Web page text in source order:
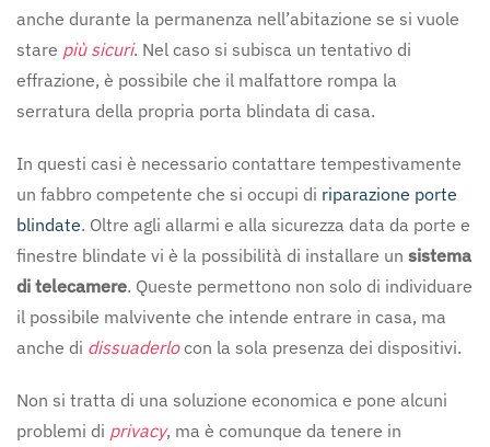
anche durante la permanenza nell’abitazione se si vuole
stare più sicuri. Nel caso si subisca un tentativo di
effrazione, è possibile che il malfattore rompa la
serratura della propria porta blindata di casa.
In questi casi è necessario contattare tempestivamente
un fabbro competente che si occupi di riparazione porte
blindate. Oltre agli allarmi e alla sicurezza data da porte e
finestre blindate vi è la possibilità di installare un sistema
di telecamere. Queste permettono non solo di individuare
il possibile malvivente che intende entrare in casa, ma
anche di dissuaderlocon la sola presenza dei dispositivi.
Non si tratta di una soluzione economica e pone alcuni
problemi di privacy, ma è comunque da tenere in